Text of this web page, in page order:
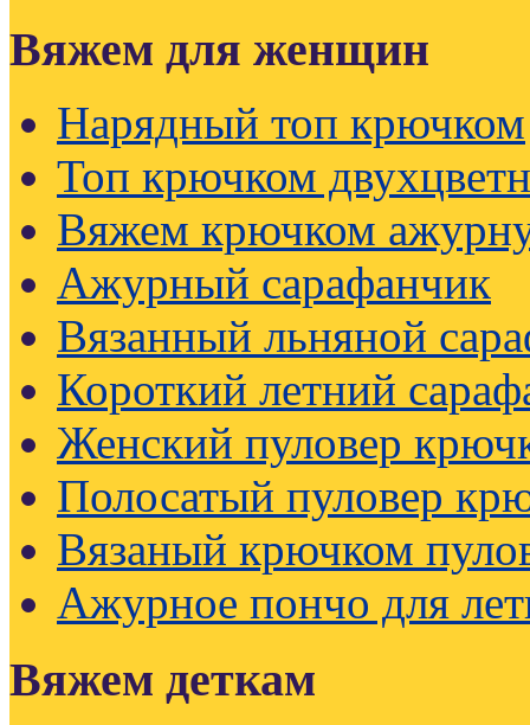
Вяжем для женщин
Нарядный топ крючком
Топ крючком
Вяжем крючком
Ажурный сарафанчик
Вязанный льняной
Короткий летний
Женский пуловер
Полосатый пуловер
Вязаный крючком
Ажурное пончо для
Вяжем деткам